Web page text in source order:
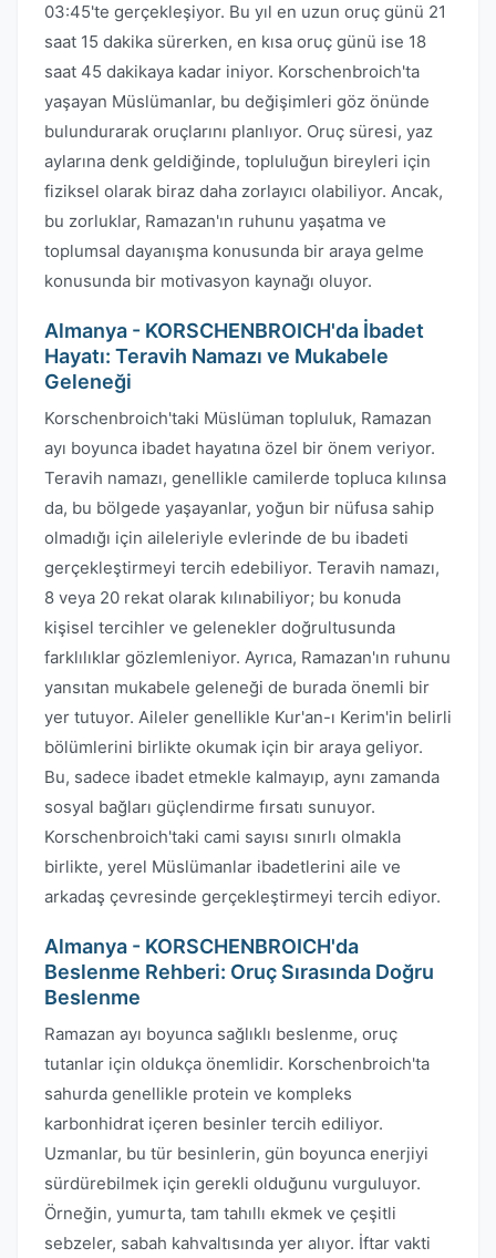
03:45'te gerçekleşiyor. Bu yıl en uzun oruç günü 21
saat 15 dakika sürerken, en kısa oruç günü ise 18
saat 45 dakikaya kadar iniyor. Korschenbroich'ta
yaşayan Müslümanlar, bu değişimleri göz önünde
bulundurarak oruçlarını planlıyor. Oruç süresi, yaz
aylarına denk geldiğinde, topluluğun bireyleri için
fiziksel olarak biraz daha zorlayıcı olabiliyor. Ancak,
bu zorluklar, Ramazan'ın ruhunu yaşatma ve
toplumsal dayanışma konusunda bir araya gelme
konusunda bir motivasyon kaynağı oluyor.
Almanya - KORSCHENBROICH'da İbadet
Hayatı: Teravih Namazı ve Mukabele
Geleneği
Korschenbroich'taki Müslüman topluluk, Ramazan
ayı boyunca ibadet hayatına özel bir önem veriyor.
Teravih namazı, genellikle camilerde topluca kılınsa
da, bu bölgede yaşayanlar, yoğun bir nüfusa sahip
olmadığı için aileleriyle evlerinde de bu ibadeti
gerçekleştirmeyi tercih edebiliyor. Teravih namazı,
8 veya 20 rekat olarak kılınabiliyor; bu konuda
kişisel tercihler ve gelenekler doğrultusunda
farklılıklar gözlemleniyor. Ayrıca, Ramazan'ın ruhunu
yansıtan mukabele geleneği de burada önemli bir
yer tutuyor. Aileler genellikle Kur'an-ı Kerim'in belirli
bölümlerini birlikte okumak için bir araya geliyor.
Bu, sadece ibadet etmekle kalmayıp, aynı zamanda
sosyal bağları güçlendirme fırsatı sunuyor.
Korschenbroich'taki cami sayısı sınırlı olmakla
birlikte, yerel Müslümanlar ibadetlerini aile ve
arkadaş çevresinde gerçekleştirmeyi tercih ediyor.
Almanya - KORSCHENBROICH'da
Beslenme Rehberi: Oruç Sırasında Doğru
Beslenme
Ramazan ayı boyunca sağlıklı beslenme, oruç
tutanlar için oldukça önemlidir. Korschenbroich'ta
sahurda genellikle protein ve kompleks
karbonhidrat içeren besinler tercih ediliyor.
Uzmanlar, bu tür besinlerin, gün boyunca enerjiyi
sürdürebilmek için gerekli olduğunu vurguluyor.
Örneğin, yumurta, tam tahıllı ekmek ve çeşitli
sebzeler, sabah kahvaltısında yer alıyor. İftar vakti